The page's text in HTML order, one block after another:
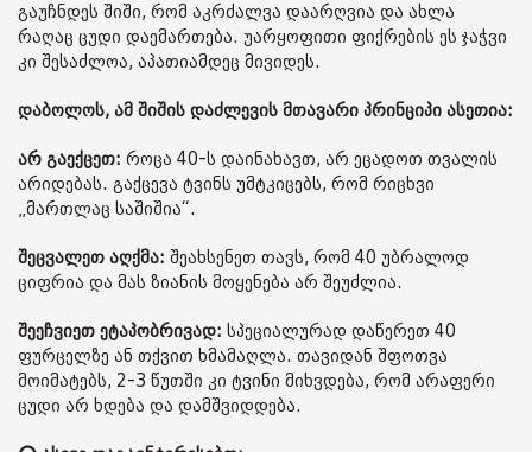
გაუჩნდეს შიში, რომ აკრძალვა დაარღვია და ახლა
რაღაც ცუდი დაემართება. უარყოფითი ფიქრების ეს ჯაჭვი
კი შესაძლოა, აპათიამდეც მივიდეს.
დაბოლოს, ამ შიშის დაძლევის მთავარი პრინციპი ასეთია:
არ გაექცეთ: როცა 40-ს დაინახავთ, არ ეცადოთ თვალის
არიდებას. გაქცევა ტვინს უმტკიცებს, რომ რიცხვი
„მართლაც საშიშია“.
შეცვალეთ აღქმა: შეახსენეთ თავს, რომ 40 უბრალოდ
ციფრია და მას ზიანის მოყენება არ შეუძლია.
შეეჩვიეთ ეტაპობრივად: სპეციალურად დაწერეთ 40
ფურცელზე ან თქვით ხმამაღლა. თავიდან შფოთვა
მოიმატებს, 2-3 წუთში კი ტვინი მიხვდება, რომ არაფერი
ცუდი არ ხდება და დამშვიდდება.